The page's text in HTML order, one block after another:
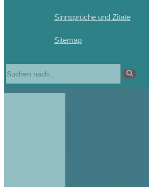
Sinnsprüche und Zitate
Sitemap